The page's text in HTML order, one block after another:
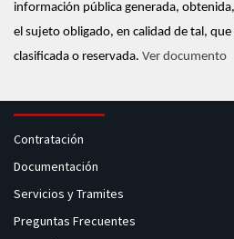
información pública generada,
el sujeto obligado, en calidad de tal,
clasificada o reservada. Ver documento
Contratación
Documentación
Servicios y Tramites
Preguntas Frecuentes